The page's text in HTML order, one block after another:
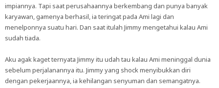
impiannya. Tapi saat perusahaannya berkembang dan punya banyak
karyawan, gamenya berhasil, ia teringat pada Ami lagi dan
menelponnya suatu hari. Dan saat itulah Jimmy mengetahui kalau Ami
sudah tiada.
Aku agak kaget ternyata Jimmy itu udah tau kalau Ami meninggal dunia
sebelum perjalanannya itu. Jimmy yang shock menyibukkan diri
dengan pekerjaannya, ia kehilangan senyuman dan semangatnya.